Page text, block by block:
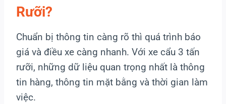
Rưỡi?
Chuẩn bị thông tin càng rõ thì quá trình báo
giá và điều xe càng nhanh. Với xe cẩu 3 tấn
rưỡi, những dữ liệu quan trọng nhất là thông
tin hàng, thông tin mặt bằng và thời gian làm
việc.